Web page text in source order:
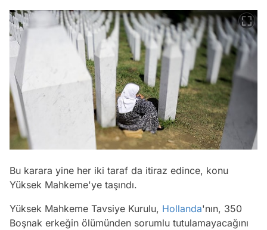
Bu karara yine her iki taraf da itiraz edince, konu
Yüksek Mahkeme'ye taşındı.
Yüksek Mahkeme Tavsiye Kurulu, Hollanda'nın, 350
Boşnak erkeğin ölümünden sorumlu tutulamayacağını